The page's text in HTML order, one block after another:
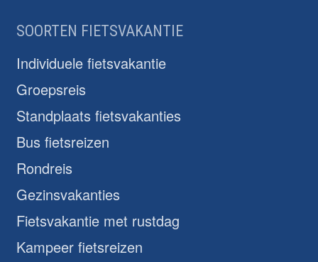
SOORTEN FIETSVAKANTIE
Individuele fietsvakantie
Groepsreis
Standplaats fietsvakanties
Bus fietsreizen
Rondreis
Gezinsvakanties
Fietsvakantie met rustdag
Kampeer fietsreizen